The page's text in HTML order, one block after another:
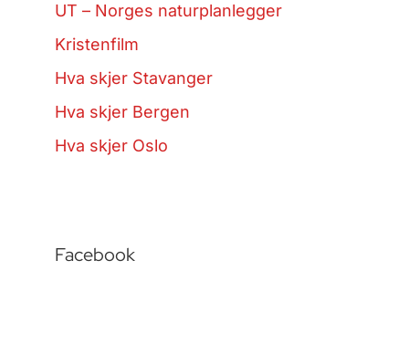
UT – Norges naturplanlegger
Kristenfilm
Hva skjer Stavanger
Hva skjer Bergen
Hva skjer Oslo
Facebook